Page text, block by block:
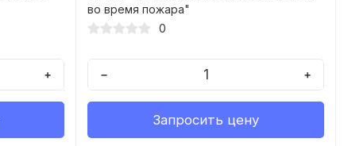
+
во время пожара"
0
− +
Запросить цену